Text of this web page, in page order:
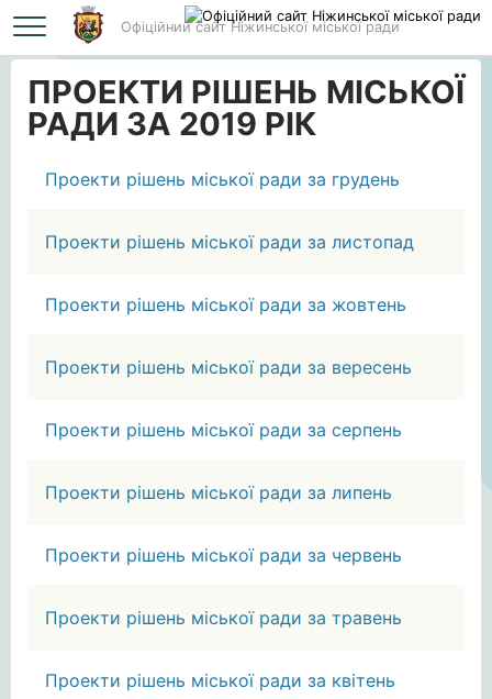
Офіційний сайт Ніжинської міської ради
Головна ПРОЕКТИ РІШЕНЬ МІСЬКОЇ РАДИ ЗА 2019 РІК
ПРОЕКТИ РІШЕНЬ МІСЬКОЇ
РАДИ ЗА 2019 РІК
Проекти рішень міської ради за грудень
Проекти рішень міської ради за листопад
Проекти рішень міської ради за жовтень
Проекти рішень міської ради за вересень
Проекти рішень міської ради за серпень
Проекти рішень міської ради за липень
Проекти рішень міської ради за червень
Проекти рішень міської ради за травень
Проекти рішень міської ради за квітень